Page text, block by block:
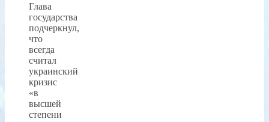
Глава
государства
подчеркнул,
что
всегда
считал
украинский
кризис
«в
высшей
степени